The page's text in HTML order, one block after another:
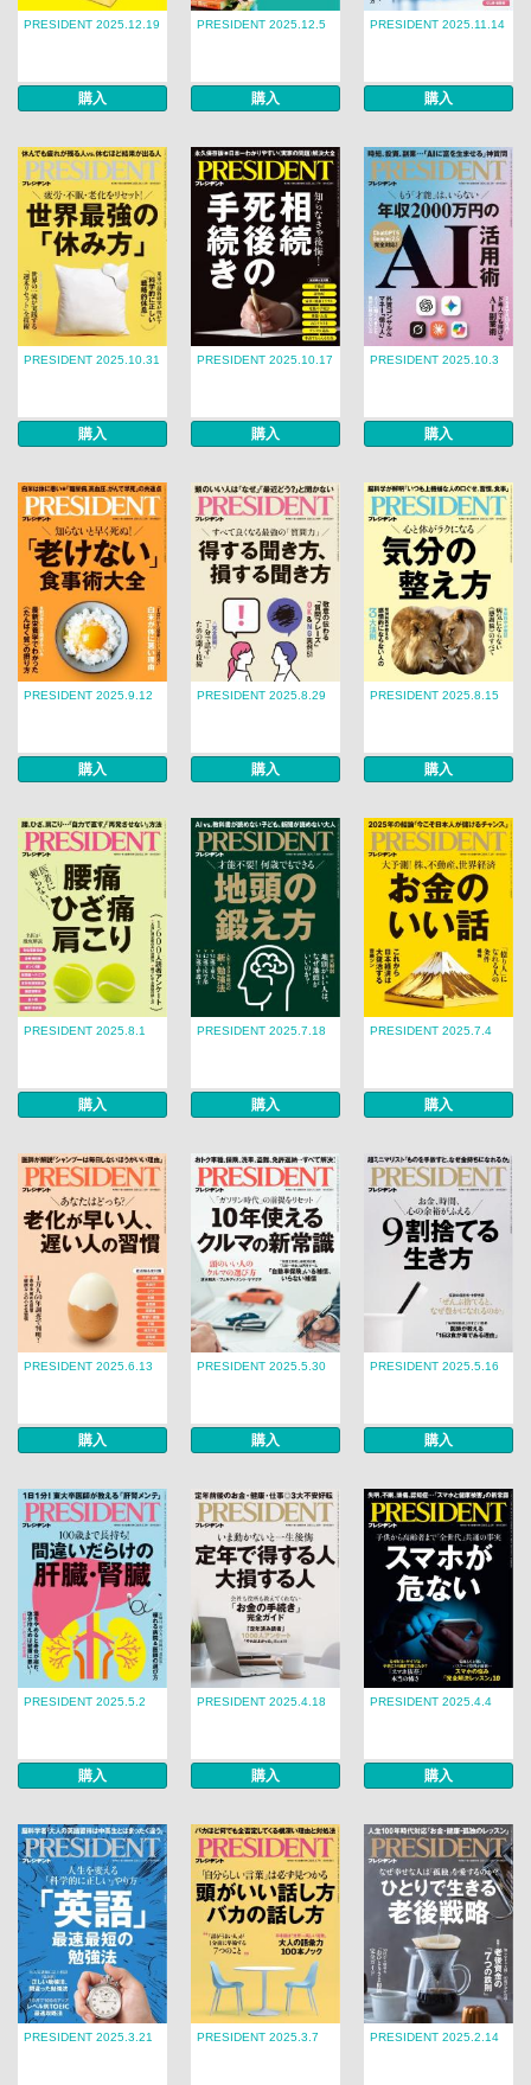
PRESIDENT 2025.12.19
購入
PRESIDENT 2025.12.5
購入
PRESIDENT 2025.11.14
購入
PRESIDENT 2025.10.31
購入
PRESIDENT 2025.10.17
購入
PRESIDENT 2025.10.3
購入
PRESIDENT 2025.9.12
購入
PRESIDENT 2025.8.29
購入
PRESIDENT 2025.8.15
購入
PRESIDENT 2025.8.1
購入
PRESIDENT 2025.7.18
購入
PRESIDENT 2025.7.4
購入
PRESIDENT 2025.6.13
購入
PRESIDENT 2025.5.30
購入
PRESIDENT 2025.5.16
購入
PRESIDENT 2025.5.2
購入
PRESIDENT 2025.4.18
購入
PRESIDENT 2025.4.4
購入
PRESIDENT 2025.3.21 PRESIDENT 2025.3.7 PRESIDENT 2025.2.14